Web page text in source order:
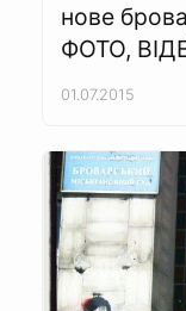
нове
ФОТО,
01.07.2015